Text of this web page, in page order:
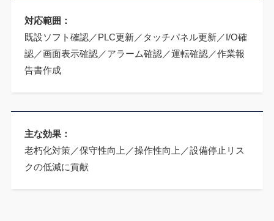
対応範囲：
既設ソフト確認／PLC更新／タッチパネル更新／I/O確
認／画面表示確認／アラーム確認／運転確認／作業報
告書作成
主な効果：
老朽化対策／保守性向上／操作性向上／設備停止リス
クの低減に貢献